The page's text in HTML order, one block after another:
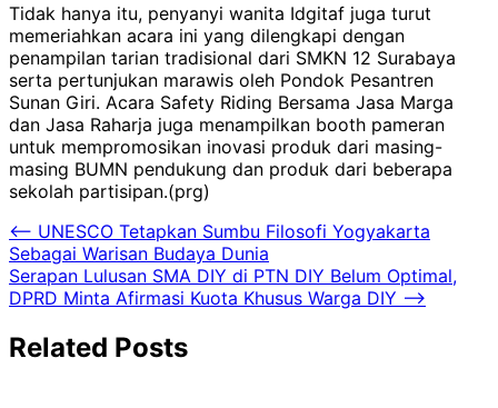
Tidak hanya itu, penyanyi wanita Idgitaf juga turut
memeriahkan acara ini yang dilengkapi dengan
penampilan tarian tradisional dari SMKN 12 Surabaya
serta pertunjukan marawis oleh Pondok Pesantren
Sunan Giri. Acara Safety Riding Bersama Jasa Marga
dan Jasa Raharja juga menampilkan booth pameran
untuk mempromosikan inovasi produk dari masing-
masing BUMN pendukung dan produk dari beberapa
sekolah partisipan.(prg)
Navigasi
pos
⟵ UNESCO Tetapkan Sumbu Filosofi Yogyakarta
Sebagai Warisan Budaya Dunia
Serapan Lulusan SMA DIY di PTN DIY Belum Optimal,
DPRD Minta Afirmasi Kuota Khusus Warga DIY ⟶
Related Posts